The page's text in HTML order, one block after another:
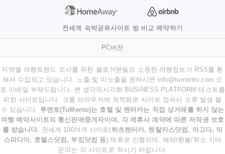
전세계 숙박공유사이트 방 비교 예약하기
PC버전
지역별 여행트랜드 조사를 위한 블로거분들의 소중한 여행정보가 RSS를 통
해서 수집되고 있습니다. 노출 및 미노출을 원하시면 info@tumento.com 으
로 이메일 부탁드립니다. 본 생각의시각화 BUSINESS PLATFORM 테스트를
위한 사이트입니다. 크롬 브라우저에 최적화로 사이트 접속시 오류 발생 될
수 있습니다. 투멘토(TuMento)는 호텔 및 렌터카는 직접 상거래를 하지 않는
여행 예약사이트의 통신판매중개자이며, 각 제휴사 계약에 따른 저작권 보호
를 받습니다. 전세계 100여개 사이트(허츠렌터카, 렌탈카스닷컴, 아고다, 익
스피디아, 호텔스닷컴, 부킹닷컴 등) 제휴로 진행되며, 예약/환불/취소 기타
문의는 각 사이트로 하시기 바랍니다.